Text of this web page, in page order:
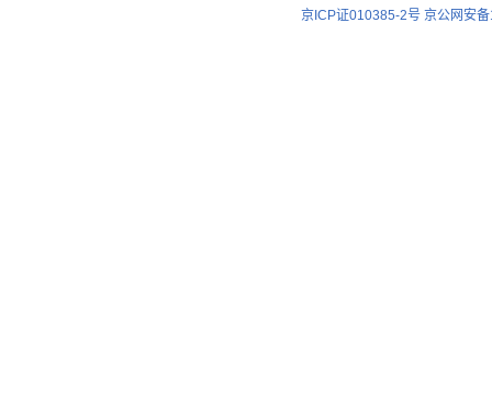
京ICP证010385-2号 京公网安